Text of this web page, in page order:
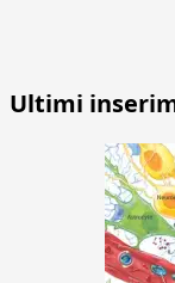
Ultimi